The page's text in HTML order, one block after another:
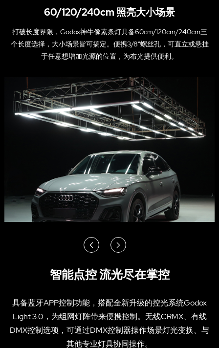
60/120/240cm 照亮大小场景
打破长度界限，Godox神牛像素条灯具备60cm/120cm/240cm三
个长度选择，大小场景皆可搞定。便携3/8”螺丝孔，可直立或悬挂
于任意想增加光源的位置，为布光提供便利。
智能点控 流光尽在掌控
具备蓝牙APP控制功能，搭配全新升级的控光系统Godox
Light 3.0，为组网灯阵带来便携控制。无线CRMX、有线
DMX控制选项，可通过DMX控制器操作场景灯光变换、与
其他专业灯具协同操作。